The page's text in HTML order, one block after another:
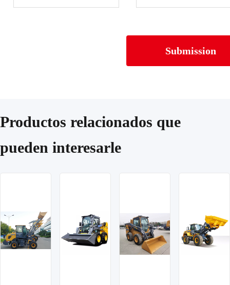
Submission
Productos relacionados que
pueden interesarle